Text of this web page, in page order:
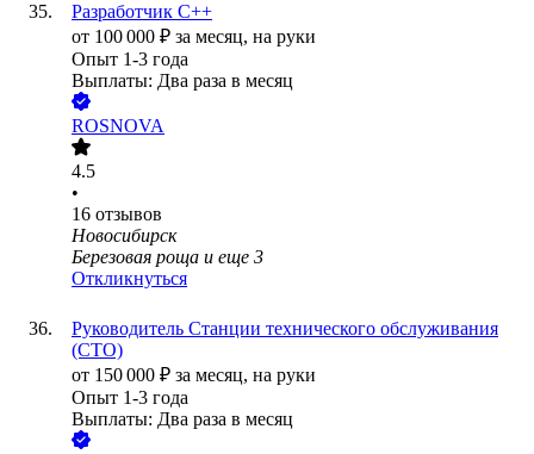
Разработчик C++
от 100 000 ₽ за месяц, на руки
Опыт 1-3 года
Выплаты: Два раза в месяц
ROSNOVA
4.5
•
16 отзывов
Новосибирск
Березовая роща и еще 3
Откликнуться
Руководитель Станции технического обслуживания
(СТО)
от 150 000 ₽ за месяц, на руки
Опыт 1-3 года
Выплаты: Два раза в месяц